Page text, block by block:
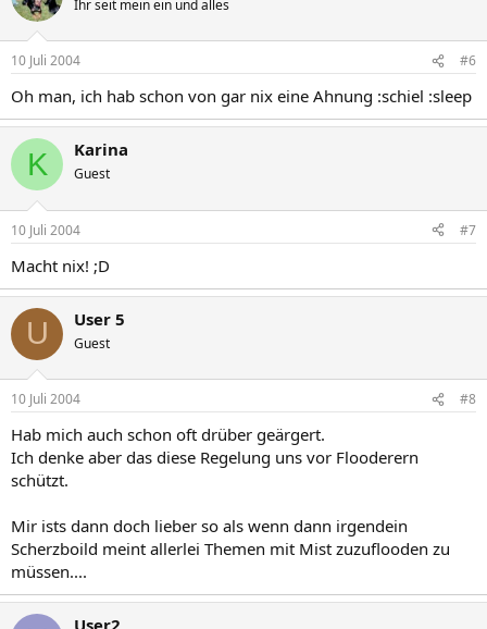
Ihr seit mein ein und alles
10 Juli 2004 #6
Oh man, ich hab schon von gar nix eine Ahnung :schiel :sleep
K Karina
Guest
10 Juli 2004 #7
Macht nix! ;D
U User 5
Guest
10 Juli 2004 #8
Hab mich auch schon oft drüber geärgert.
Ich denke aber das diese Regelung uns vor Flooderern
schützt.
Mir ists dann doch lieber so als wenn dann irgendein
Scherzboild meint allerlei Themen mit Mist zuzuflooden zu
müssen....
User2